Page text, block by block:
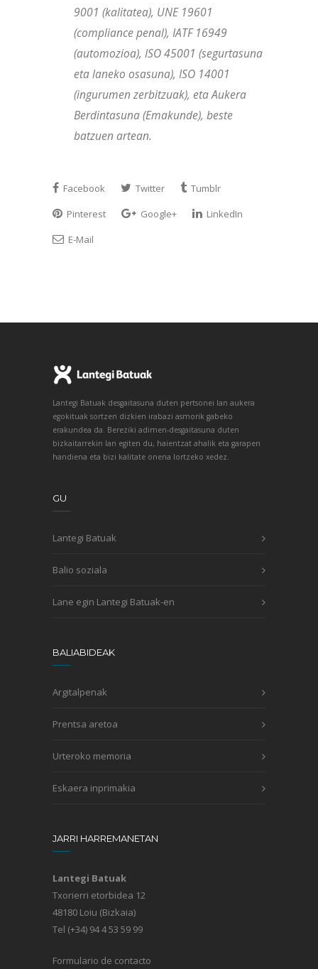
9001 (kalitatea), UNE 19601
(compliance penal), IATF 16949
(automozioa), ISO 45001 (segurtasuna
eta laneko osasuna), ISO 14001
(ingurumen zerbitzuak), eta Aukera
Berdintasuna (Emakunde), beste
batzuen artean.
Facebook Twitter
Tumblr
Pinterest
Google+
LinkedIn
E-Mail
Lantegi Batuak desgaitasuna duten pertsonei lan aukera
egokituak sortzen dizkien irabazi asmorik gabeko
erakundea da. Bereziki adimen-desgaitasuna duten
bizkaitarrekin lan egiten du, haientzat ahalik eta garapen
handiena eta bizi kalitate onena lortzeko xedez.
GU
Lantegi Batuak
Balio soziala
Lane egin Lantegi Batuak-en
BALIABIDEAK
Argitalpenak
Prentsa aretoa
Urteroko memoria
Eskaera inprimakia
JARRI HARREMANETAN
Lantegi Batuak
Txorierri etorbidea 12
48180 Loiu (Bizkaia)
Tel (+34) 94 4 53 59 99
Formulario de contacto